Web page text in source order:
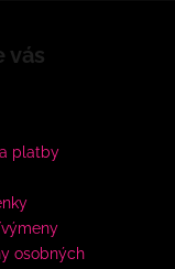
vás
platby
osobných